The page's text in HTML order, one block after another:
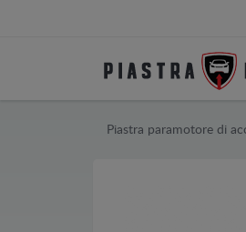
Piastra paramotore di